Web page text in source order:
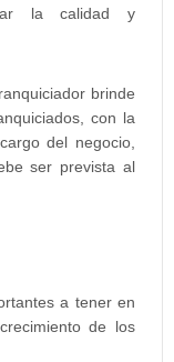
la calidad y
brinde
con la
del negocio,
ser prevista al
a tener en
de los